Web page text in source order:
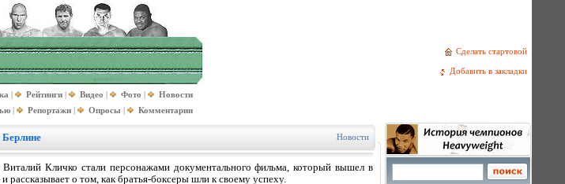
Сделать стартовой
Добавить в закладки
| Рейтинги | Видео | Фото |
Новости
| Репортажи | Опросы | Комментарии
Новости
Кличко стали персонажами документального фильма, который вышел в
о том, как братья-боксеры шли к своему успеху.